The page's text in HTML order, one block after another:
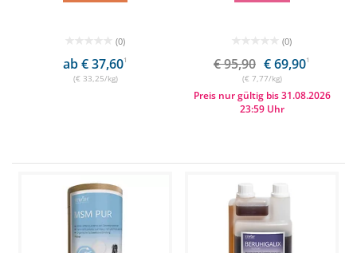
(0)
ab € 37,601
(€ 33,25/kg)
(0)
€ 95,90 € 69,901
(€ 7,77/kg)
Preis nur gültig bis 31.08.2026
23:59 Uhr